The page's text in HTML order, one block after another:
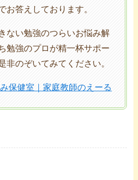
お答えしております。
ない勉強のつらいお悩み解
勉強のプロが精一杯サポー
非のぞいてみてください。
保健室｜家庭教師のえーる